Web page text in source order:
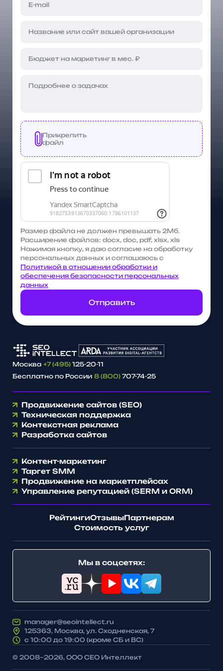
Прикрепить
файл
Отправить
Нажимая кнопку, я даю согласие на обработку
персональных данных и соглашаюсь с
Политикой в отношении обработки и
обеспечения безопасности персональных
данных
Размер файла не должен превышать 2Мб.
Расширение файлов: docx, doc, pdf, xlsx, xls
Москва +7 (495) 125-20-11
Бесплатно по России 8 (800) 707-74-25
Продвижение сайтов (SEO)
Техническая поддержка
Контекстная реклама
Разработка сайтов
Контент-маркетинг
Таргет SMM
Продвижение на маркетплейсах
Управление репутацией (SERM и ORM)
РейтингиОтзывыПартнерам
Стоимость услуг
Мы в соцсетях:
manager@seointellect.ru
125363, Москва, ул. Сходненская, 7
с 10:00 до 19:00 (кроме СБ и ВС)
© 2008–2026, ООО СЕО Интеллект